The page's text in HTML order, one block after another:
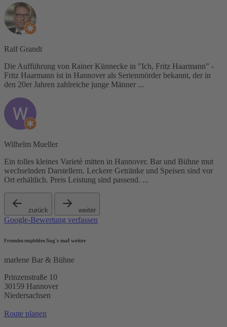
Ralf Grandt
Die Aufführung von Rainer Künnecke in "Ich, Fritz Haarmann" -
Fritz Haarmann ist in Hannover als Serienmörder bekannt, der in
den 20er Jahren zahlreiche junge Männer ...
Wilhelm Mueller
Ein tolles kleines Varietè mitten in Hannover. Bar und Bühne mut
wechselnden Darstellern. Leckere Getränke und Speisen sind vor
Ort erhältlich. Preis Leistung sind passend. ...
zurück weiter
Google-Bewertung verfassen
Freunden empfehlen Sag's mal weiter
marlene Bar & Bühne
Prinzenstraße 10
30159 Hannover
Niedersachsen
Route planen